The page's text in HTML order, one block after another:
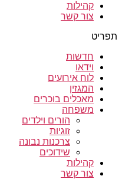
קהילות
צור קשר
תפריט
חדשות
וידאו
לוח אירועים
המגזין
מאכלים בוכרים
משפחה
הורים וילדים
זוגיות
צרכנות נבונה
שידוכים
קהילות
צור קשר